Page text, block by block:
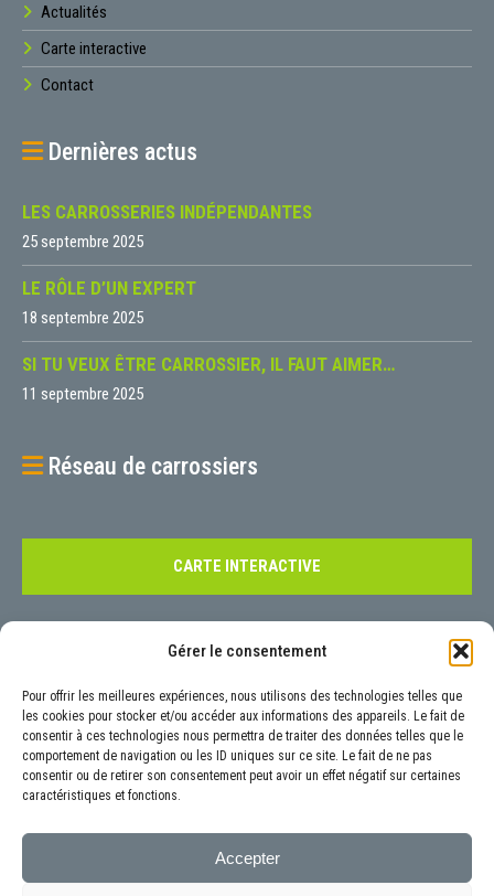
Gérer le consentement
Pour offrir les meilleures expériences, nous utilisons des technologies telles que
les cookies pour stocker et/ou accéder aux informations des appareils. Le fait de
consentir à ces technologies nous permettra de traiter des données telles que le
comportement de navigation ou les ID uniques sur ce site. Le fait de ne pas
consentir ou de retirer son consentement peut avoir un effet négatif sur certaines
caractéristiques et fonctions.
Accepter
Actualités
Carte interactive
Contact
Dernières actus
LES CARROSSERIES INDÉPENDANTES
25 septembre 2025
LE RÔLE D’UN EXPERT
18 septembre 2025
SI TU VEUX ÊTRE CARROSSIER, IL FAUT AIMER…
11 septembre 2025
Réseau de carrossiers
CARTE INTERACTIVE
Pour tout renseignement, nous vous invitons à nous contacter à l’aide
de notreformulaireprévu à cet effet ou aux coordonnées précisées ci-
dessous :
6 Rue Luigi Galvani, 92160 Antony
01.40.96.19.65